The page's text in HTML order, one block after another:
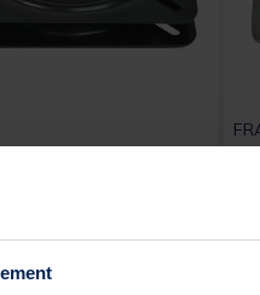
out of 5 Customer Rating
(7)